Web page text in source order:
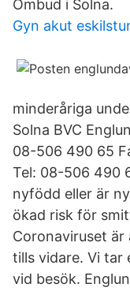
Ombud i Solna.
Gyn akut
minderåriga
Solna BVC
08-506 490 65
Tel: 08-506 490
nyfödd eller är
ökad risk för
Coronaviruset är
tills vidare. Vi tar
vid besök.